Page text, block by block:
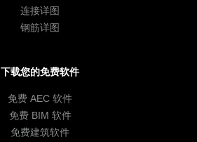
连接详图
钢筋详图
下载您的免费软件
免费 AEC 软件
免费 BIM 软件
免费建筑软件